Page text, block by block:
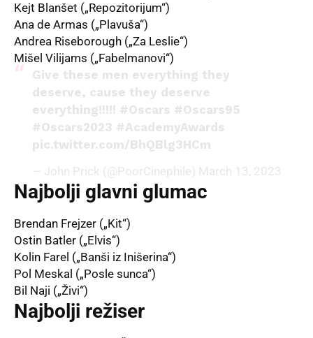
Kejt Blanšet („Repozitorijum“)
Ana de Armas („Plavuša“)
Andrea Riseborough („Za Leslie“)
Mišel Vilijams („Fabelmanovi“)
Give these men everything they
deserve, cause they deserve
everything!!!!! #Oscars #Oscars95
#Oscars2023 #AcademyAwards
pic.twitter.com/BhQBlg3HCm
— John Prick (@PoorCinephile) March 13, 2023
Najbolji glavni glumac
Brendan Frejzer („Kit“)
Ostin Batler („Elvis“)
Kolin Farel („Banši iz Inišerina“)
Pol Meskal („Posle sunca“)
Bil Naji („Živi“)
Najbolji režiser